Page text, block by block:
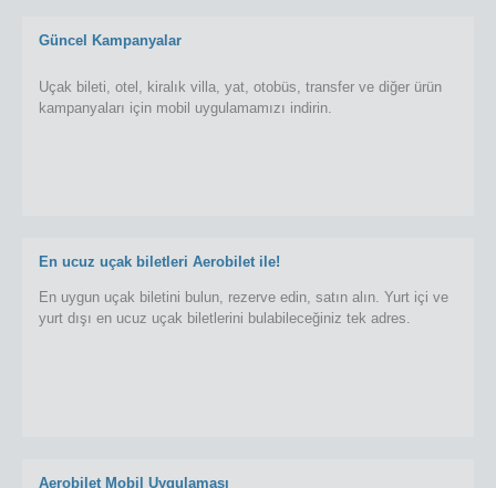
Güncel Kampanyalar
Uçak bileti, otel, kiralık villa, yat, otobüs, transfer ve diğer ürün
kampanyaları için mobil uygulamamızı indirin.
En ucuz uçak biletleri Aerobilet ile!
En uygun uçak biletini bulun, rezerve edin, satın alın. Yurt içi ve
yurt dışı en ucuz uçak biletlerini bulabileceğiniz tek adres.
Aerobilet Mobil Uygulaması